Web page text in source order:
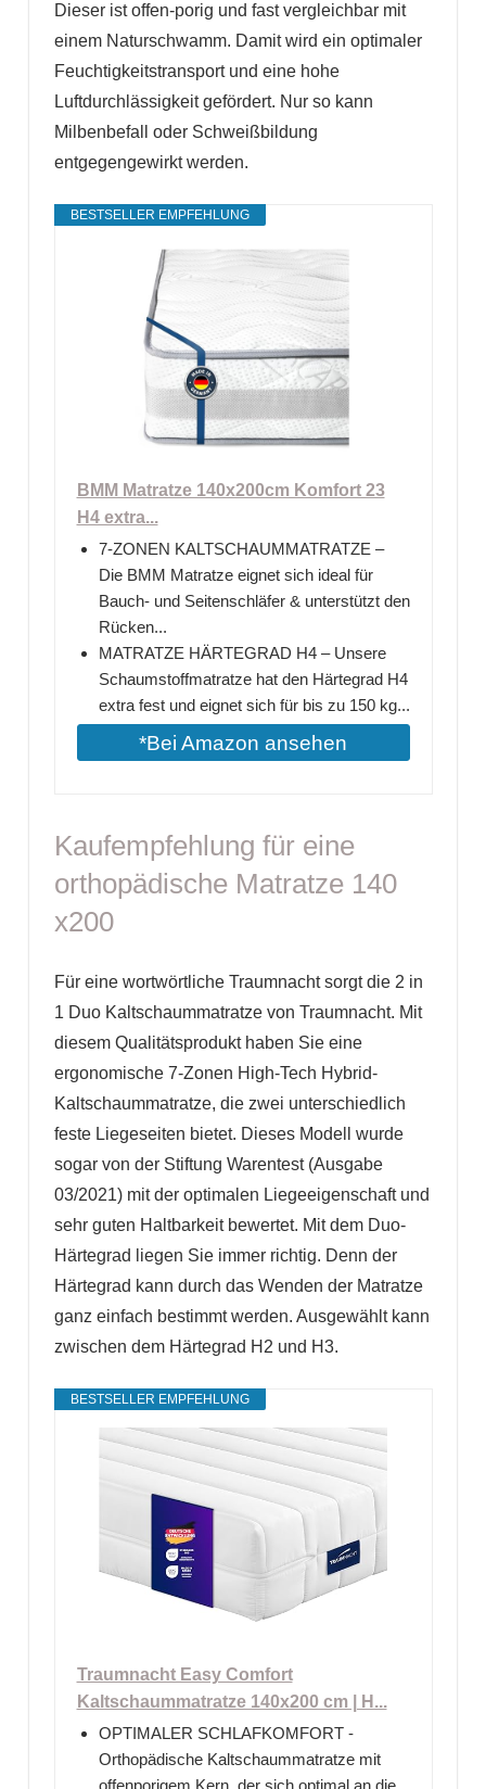
Dieser ist offen-porig und fast vergleichbar mit
einem Naturschwamm. Damit wird ein optimaler
Feuchtigkeitstransport und eine hohe
Luftdurchlässigkeit gefördert. Nur so kann
Milbenbefall oder Schweißbildung
entgegengewirkt werden.
BESTSELLER EMPFEHLUNG
BMM Matratze 140x200cm Komfort 23
H4 extra...
7-ZONEN KALTSCHAUMMATRATZE –
Die BMM Matratze eignet sich ideal für
Bauch- und Seitenschläfer & unterstützt den
Rücken...
MATRATZE HÄRTEGRAD H4 – Unsere
Schaumstoffmatratze hat den Härtegrad H4
extra fest und eignet sich für bis zu 150 kg...
*Bei Amazon ansehen
Kaufempfehlung für eine
orthopädische Matratze 140
x200
Für eine wortwörtliche Traumnacht sorgt die 2 in
1 Duo Kaltschaummatratze von Traumnacht. Mit
diesem Qualitätsprodukt haben Sie eine
ergonomische 7-Zonen High-Tech Hybrid-
Kaltschaummatratze, die zwei unterschiedlich
feste Liegeseiten bietet. Dieses Modell wurde
sogar von der Stiftung Warentest (Ausgabe
03/2021) mit der optimalen Liegeeigenschaft und
sehr guten Haltbarkeit bewertet. Mit dem Duo-
Härtegrad liegen Sie immer richtig. Denn der
Härtegrad kann durch das Wenden der Matratze
ganz einfach bestimmt werden. Ausgewählt kann
zwischen dem Härtegrad H2 und H3.
BESTSELLER EMPFEHLUNG
Traumnacht Easy Comfort
Kaltschaummatratze 140x200 cm | H...
OPTIMALER SCHLAFKOMFORT -
Orthopädische Kaltschaummatratze mit
offenporigem Kern, der sich optimal an die